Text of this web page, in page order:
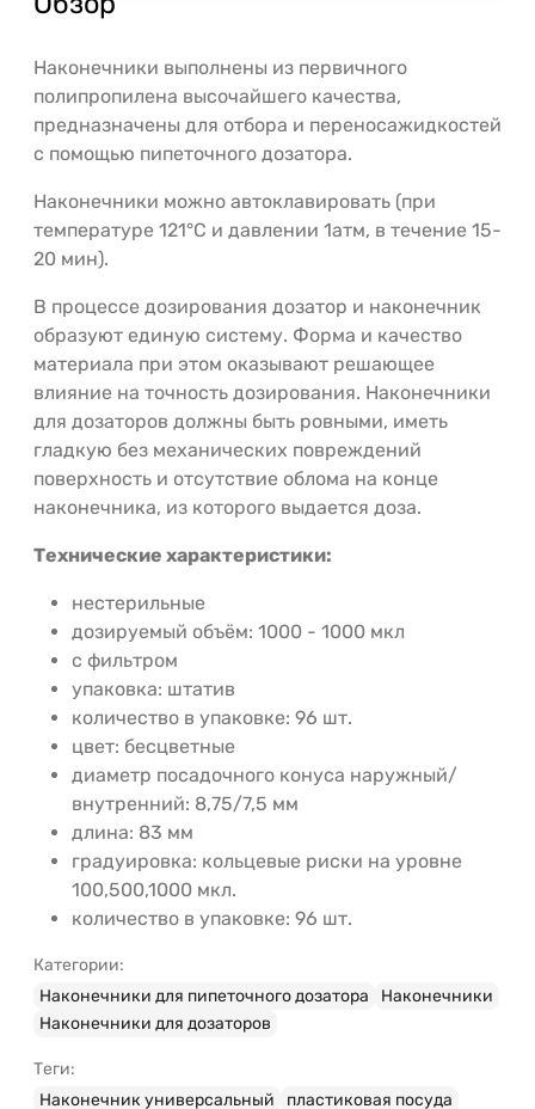
Наконечники выполнены из первичного
полипропилена высочайшего качества,
предназначены для отбора и переносажидкостей
с помощью пипеточного дозатора.
Наконечники можно автоклавировать (при
температуре 121°С и давлении 1атм, в течение 15-
20 мин).
В процессе дозирования дозатор и наконечник
образуют единую систему. Форма и качество
материала при этом оказывают решающее
влияние на точность дозирования. Наконечники
для дозаторов должны быть ровными, иметь
гладкую без механических повреждений
поверхность и отсутствие облома на конце
наконечника, из которого выдается доза.
Технические характеристики:
нестерильные
дозируемый объём: 1000 - 1000 мкл
с фильтром
упаковка: штатив
количество в упаковке: 96 шт.
цвет: бесцветные
диаметр посадочного конуса наружный/
внутренний: 8,75/7,5 мм
длина: 83 мм
градуировка: кольцевые риски на уровне
100,500,1000 мкл.
количество в упаковке: 96 шт.
Категории:
Наконечники для пипеточного дозатора
Наконечники
Наконечники для дозаторов
Теги:
Наконечник универсальный
пластиковая посуда